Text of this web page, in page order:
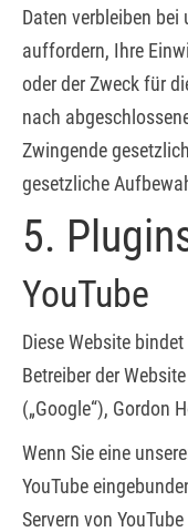
Daten verbleiben
auffordern, Ihre
oder der Zweck für
nach
Zwingende
gesetzliche
5.
YouTube
Diese Website
Betreiber der
(„Google“), Gordon
Wenn Sie eine
YouTube
Servern von